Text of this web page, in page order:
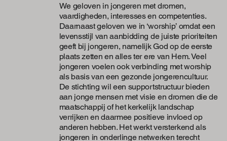
We geloven in jongeren met dromen,
vaardigheden, interesses en competenties.
Daarnaast geloven we in ‘worship’ omdat een
levensstijl van aanbidding de juiste prioriteiten
geeft bij jongeren, namelijk God op de eerste
plaats zetten en alles ter ere van Hem. Veel
jongeren voelen ook verbinding met worship
als basis van een gezonde jongerencultuur.
De stichting wil een supportstructuur bieden
aan jonge mensen met visie en dromen die de
maatschappij of het kerkelijk landschap
verrijken en daarmee positieve invloed op
anderen hebben. Het werkt versterkend als
jongeren in onderlinge netwerken terecht